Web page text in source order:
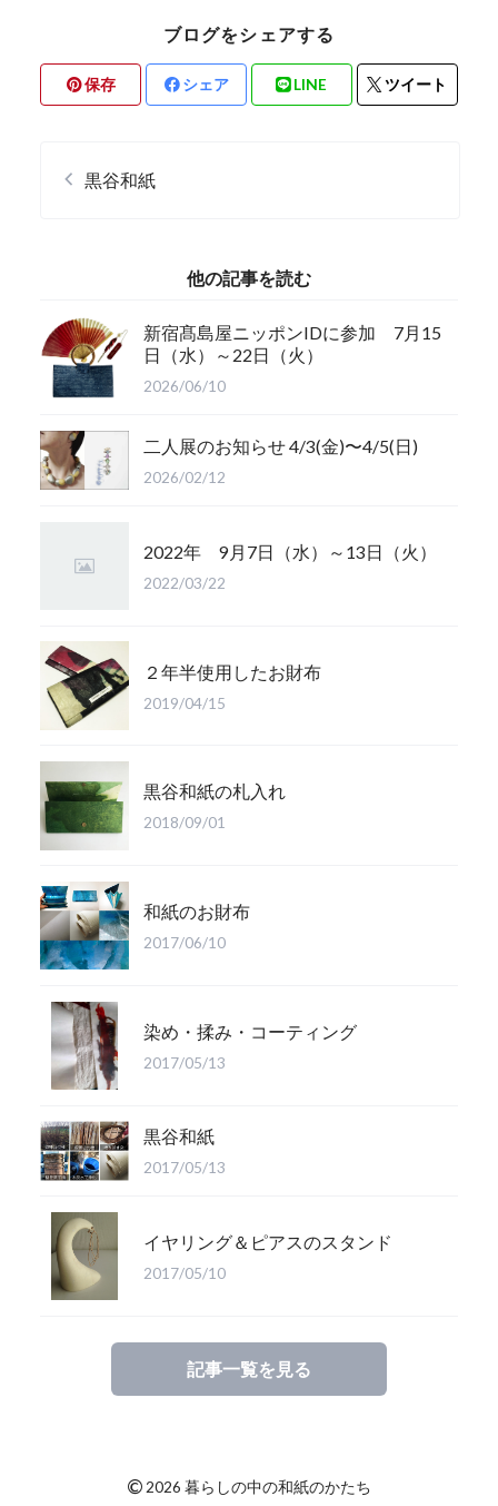
ブログをシェアする
保存 シェア LINE ツイート
黒谷和紙
他の記事を読む
新宿髙島屋ニッポンIDに参加 7月15
日（水）～22日（火）
2026/06/10
二人展のお知らせ 4/3(金)〜4/5(日)
2026/02/12
2022年 9月7日（水）～13日（火）
2022/03/22
２年半使用したお財布
2019/04/15
黒谷和紙の札入れ
2018/09/01
和紙のお財布
2017/06/10
染め・揉み・コーティング
2017/05/13
黒谷和紙
2017/05/13
イヤリング＆ピアスのスタンド
2017/05/10
記事一覧を見る
©2026 暮らしの中の和紙のかたち